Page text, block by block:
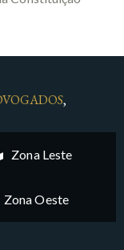
,
Zona Leste
Zona Oeste